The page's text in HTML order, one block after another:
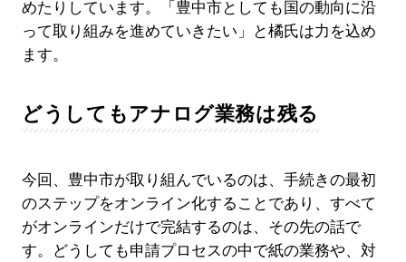
めたりしています。「豊中市としても国の動向に沿
って取り組みを進めていきたい」と橘氏は力を込め
ます。
どうしてもアナログ業務は残る
今回、豊中市が取り組んでいるのは、手続きの最初
のステップをオンライン化することであり、すべて
がオンラインだけで完結するのは、その先の話で
す。どうしても申請プロセスの中で紙の業務や、対